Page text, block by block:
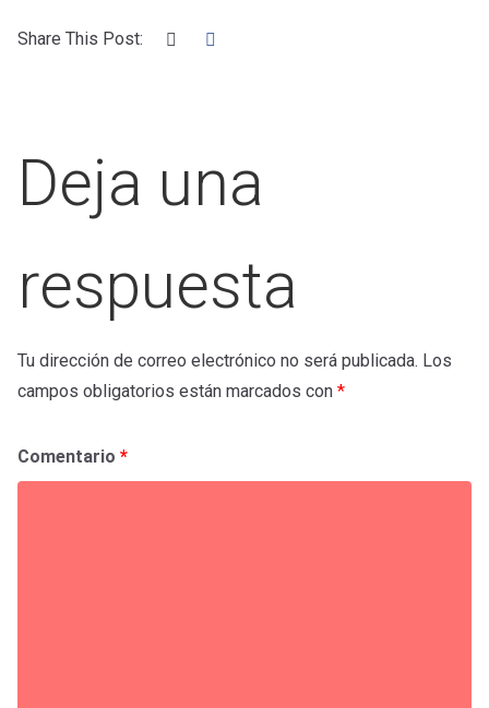
Share This Post:
Deja una
respuesta
Tu dirección de correo electrónico no será publicada. Los
campos obligatorios están marcados con *
Comentario *